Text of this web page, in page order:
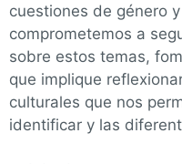
cuestiones de género
comprometemos a
sobre estos temas,
que implique
culturales que nos
identificar y las